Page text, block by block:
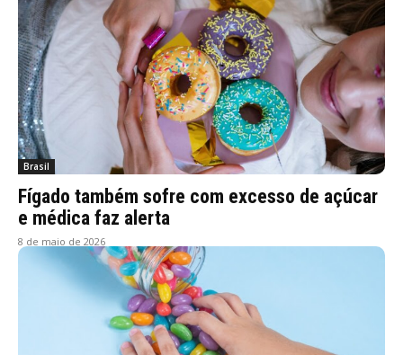
Brasil
Fígado também sofre com excesso de açúcar
e médica faz alerta
8 de maio de 2026